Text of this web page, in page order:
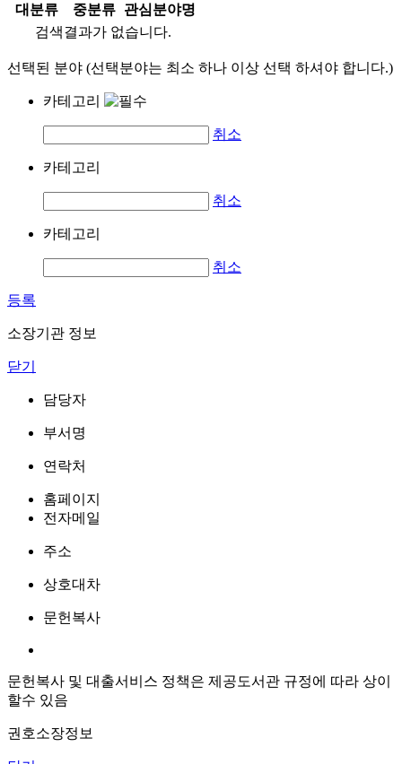
대분류
중분류
관심분야명
검색결과가 없습니다.
선택된 분야 (선택분야는 최소 하나 이상 선택 하셔야 합니다.)
카테고리
취소
카테고리
취소
카테고리
취소
등록
소장기관 정보
닫기
담당자
부서명
연락처
홈페이지
전자메일
주소
상호대차
문헌복사
문헌복사 및 대출서비스 정책은 제공도서관 규정에 따라 상이
할수 있음
권호소장정보